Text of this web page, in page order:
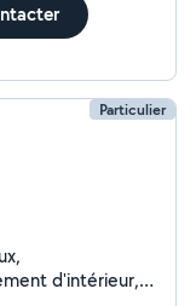
Particulier
d'intérieur,